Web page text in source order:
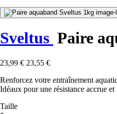
Sveltus Paire
23,99 € 23,55 €
Renforcez votre entraînement
Idéaux pour une résistance accrue
Taille